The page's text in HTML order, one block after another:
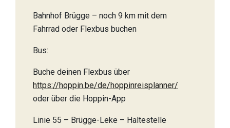
Bahnhof Brügge – noch 9 km mit dem
Fahrrad oder Flexbus buchen
Bus:
Buche deinen Flexbus über
https://hoppin.be/de/hoppinreisplanner/
oder über die Hoppin-App
Linie 55 – Brügge-Leke – Haltestelle